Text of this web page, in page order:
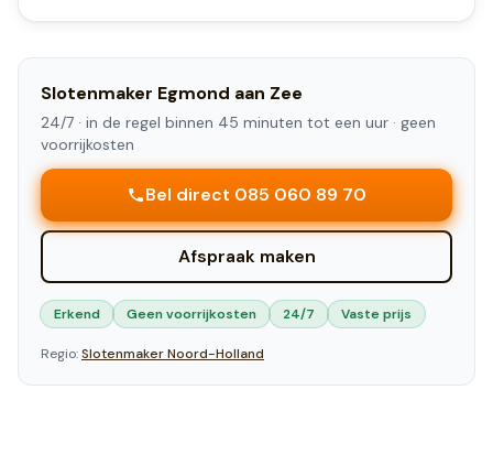
Slotenmaker Egmond aan Zee
24/7 · in de regel binnen 45 minuten tot een uur · geen
voorrijkosten
Bel direct 085 060 89 70
Afspraak maken
Erkend Geen voorrijkosten 24/7 Vaste prijs
Regio:SlotenmakerNoord-Holland